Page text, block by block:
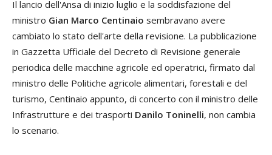
Il lancio dell'Ansa di inizio luglio e la soddisfazione del
ministro Gian Marco Centinaio sembravano avere
cambiato lo stato dell'arte della revisione. La pubblicazione
in Gazzetta Ufficiale del Decreto di Revisione generale
periodica delle macchine agricole ed operatrici, firmato dal
ministro delle Politiche agricole alimentari, forestali e del
turismo, Centinaio appunto, di concerto con il ministro delle
Infrastrutture e dei trasporti Danilo Toninelli, non cambia
lo scenario.